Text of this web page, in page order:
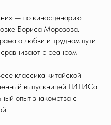
— по киносценарию
Бориса Морозова.
о любви и трудном пути
с сеансом
классика китайской
выпускницей ГИТИСа
опыт знакомства с